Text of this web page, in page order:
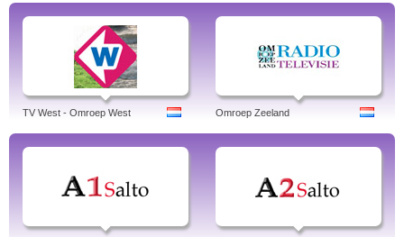
TV West - Omroep West Omroep Zeeland